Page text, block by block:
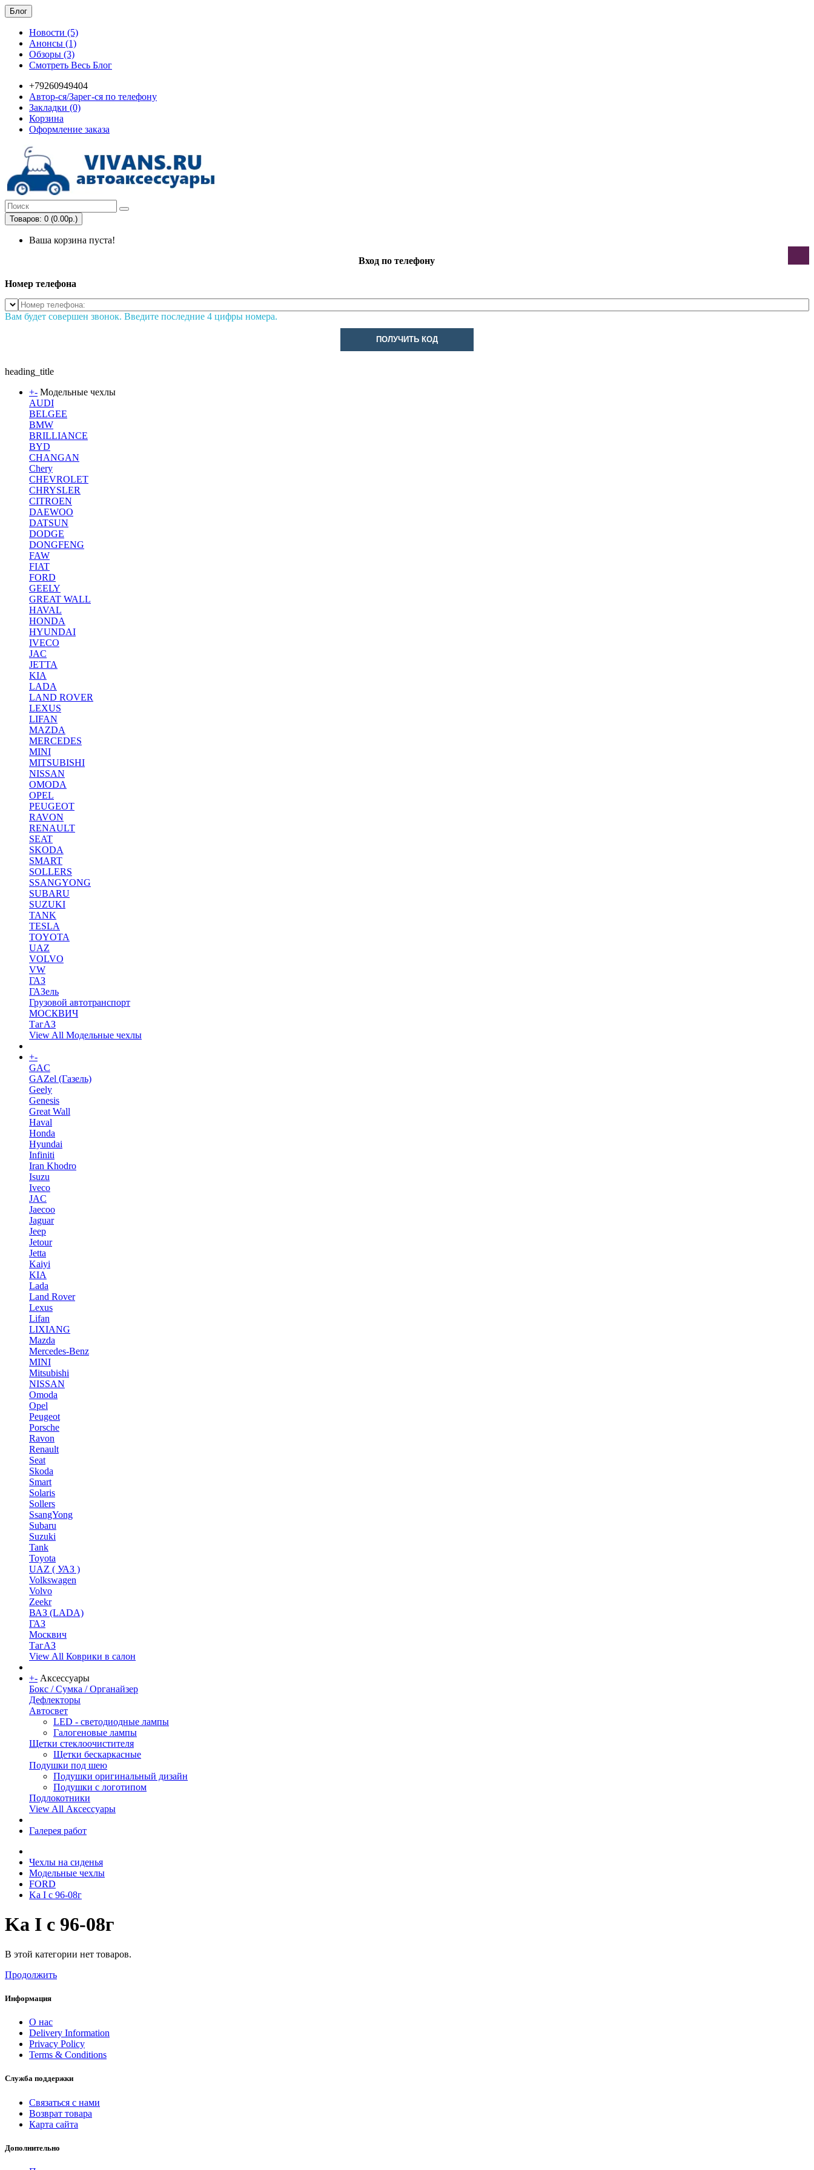
Блог
Новости (5)
Анонсы (1)
Обзоры (3)
Смотреть Весь Блог
+79260949404
Автор-ся/Зарег-ся по телефону
Закладки (0)
Корзина
Оформление заказа
Товаров: 0 (0.00р.)
Ваша корзина пуста!
Вход по телефону
Номер телефона
Вам будет совершен звонок. Введите последние 4 цифры номера.
ПОЛУЧИТЬ КОД
heading_title
+- Модельные чехлы
AUDI
BELGEE
BMW
BRILLIANCE
BYD
CHANGAN
Chery
CHEVROLET
CHRYSLER
CITROEN
DAEWOO
DATSUN
DODGE
DONGFENG
FAW
FIAT
FORD
GEELY
GREAT WALL
HAVAL
HONDA
HYUNDAI
IVECO
JAC
JETTA
KIA
LADA
LAND ROVER
LEXUS
LIFAN
MAZDA
MERCEDES
MINI
MITSUBISHI
NISSAN
OMODA
OPEL
PEUGEOT
RAVON
RENAULT
SEAT
SKODA
SMART
SOLLERS
SSANGYONG
SUBARU
SUZUKI
TANK
TESLA
TOYOTA
UAZ
VOLVO
VW
ГАЗ
ГАЗель
Грузовой автотранспорт
МОСКВИЧ
ТагАЗ
View All Модельные чехлы
+-
GAC
GAZel (Газель)
Geely
Genesis
Great Wall
Haval
Honda
Hyundai
Infiniti
Iran Khodro
Isuzu
Iveco
JAC
Jaecoo
Jaguar
Jeep
Jetour
Jetta
Kaiyi
KIA
Lada
Land Rover
Lexus
Lifan
LIXIANG
Mazda
Mercedes-Benz
MINI
Mitsubishi
NISSAN
Omoda
Opel
Peugeot
Porsche
Ravon
Renault
Seat
Skoda
Smart
Solaris
Sollers
SsangYong
Subaru
Suzuki
Tank
Toyota
UAZ ( УАЗ )
Volkswagen
Volvo
Zeekr
ВАЗ (LADA)
ГАЗ
Москвич
ТагАЗ
View All Коврики в салон
+- Аксессуары
Бокс / Сумка / Органайзер
Дефлекторы
Автосвет
LED - светодиодные лампы
Галогеновые лампы
Щетки стеклоочистителя
Щетки бескаркасные
Подушки под шею
Подушки оригинальный дизайн
Подушки с логотипом
Подлокотники
View All Аксессуары
Галерея работ
Чехлы на сиденья
Модельные чехлы
FORD
Ka I с 96-08г
Ka I с 96-08г
В этой категории нет товаров.
Продолжить
Информация
О нас
Delivery Information
Privacy Policy
Terms & Conditions
Служба поддержки
Связаться с нами
Возврат товара
Карта сайта
Дополнительно